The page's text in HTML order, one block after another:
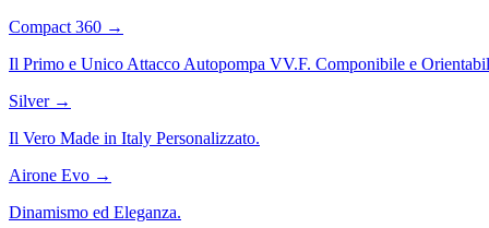
Compact 360 →
Il Primo e Unico Attacco Autopompa VV.F. Componibile e
Silver →
Il Vero Made in Italy Personalizzato.
Airone Evo →
Dinamismo ed Eleganza.